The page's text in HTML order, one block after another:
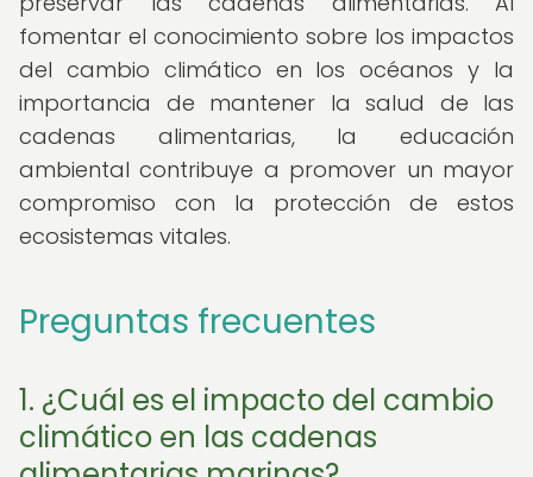
fomentar el conocimiento sobre los impactos
del cambio climático en los océanos y la
importancia de mantener la salud de las
cadenas alimentarias, la educación
ambiental contribuye a promover un mayor
compromiso con la protección de estos
ecosistemas vitales.
Preguntas frecuentes
1. ¿Cuál es el impacto del cambio
climático en las cadenas